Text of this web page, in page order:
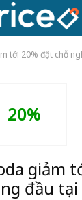
tới 20% đặt chỗ
20%
giảm
đầu tại